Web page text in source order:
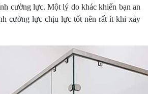
cường lực. Một lý do khác khiến bạn an
cường lực chịu lực tốt nên rất ít khi xảy